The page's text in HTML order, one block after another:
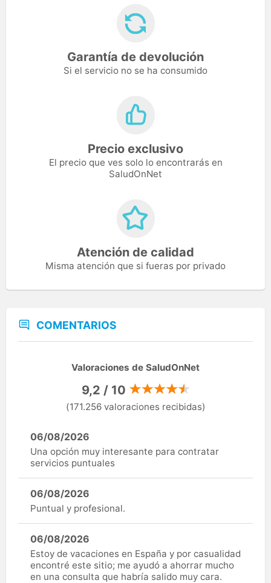
Garantía de devolución
Si el servicio no se ha consumido
Precio exclusivo
El precio que ves solo lo encontrarás en
SaludOnNet
Atención de calidad
Misma atención que si fueras por privado
COMENTARIOS
Valoraciones de SaludOnNet
9,2 / 10
(171.256 valoraciones recibidas)
06/08/2026
Una opción muy interesante para contratar
servicios puntuales
06/08/2026
Puntual y profesional.
06/08/2026
Estoy de vacaciones en España y por casualidad
encontré este sitio; me ayudó a ahorrar mucho
en una consulta que habría salido muy cara.